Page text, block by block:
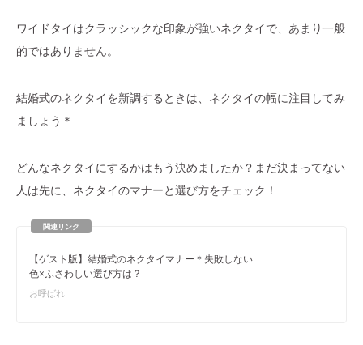
ワイドタイはクラッシックな印象が強いネクタイで、あまり一般
的ではありません。
結婚式のネクタイを新調するときは、ネクタイの幅に注目してみ
ましょう＊
どんなネクタイにするかはもう決めましたか？まだ決まってない
人は先に、ネクタイのマナーと選び方をチェック！
【ゲスト版】結婚式のネクタイマナー＊失敗しない
色×ふさわしい選び方は？
お呼ばれ